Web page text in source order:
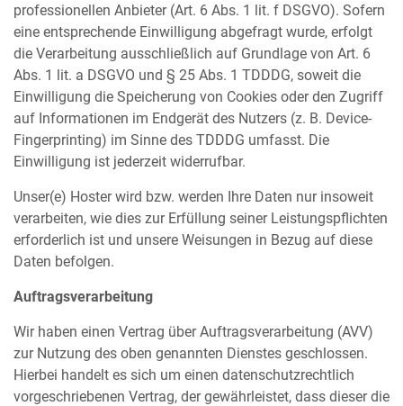
professionellen Anbieter (Art. 6 Abs. 1 lit. f DSGVO). Sofern
eine entsprechende Einwilligung abgefragt wurde, erfolgt
die Verarbeitung ausschließlich auf Grundlage von Art. 6
Abs. 1 lit. a DSGVO und § 25 Abs. 1 TDDDG, soweit die
Einwilligung die Speicherung von Cookies oder den Zugriff
auf Informationen im Endgerät des Nutzers (z. B. Device-
Fingerprinting) im Sinne des TDDDG umfasst. Die
Einwilligung ist jederzeit widerrufbar.
Unser(e) Hoster wird bzw. werden Ihre Daten nur insoweit
verarbeiten, wie dies zur Erfüllung seiner Leistungspflichten
erforderlich ist und unsere Weisungen in Bezug auf diese
Daten befolgen.
Auftragsverarbeitung
Wir haben einen Vertrag über Auftragsverarbeitung (AVV)
zur Nutzung des oben genannten Dienstes geschlossen.
Hierbei handelt es sich um einen datenschutzrechtlich
vorgeschriebenen Vertrag, der gewährleistet, dass dieser die